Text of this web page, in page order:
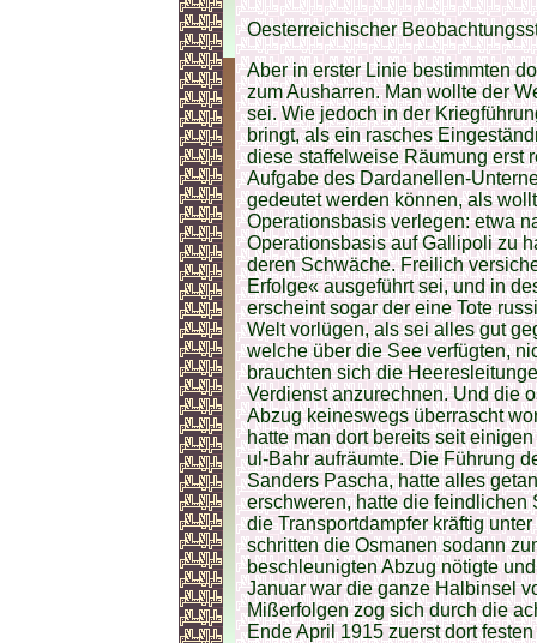
Oesterreichischer
Aber in erster Linie bestimmten
zum Ausharren. Man wollte der
sei. Wie jedoch in der
bringt, als ein rasches
diese staffelweise Räumung erst
Aufgabe des Dardanellen-
gedeutet werden können, als
Operationsbasis verlegen: etwa
Operationsbasis auf Gallipoli zu
deren Schwäche. Freilich
Erfolge« ausgeführt sei, und in
erscheint sogar der eine Tote
Welt vorlügen, als sei alles gut
welche über die See verfügten,
brauchten sich die
Verdienst anzurechnen. Und die
Abzug keineswegs überrascht
hatte man dort bereits seit
ul-Bahr aufräumte. Die Führung
Sanders Pascha, hatte alles
erschweren, hatte die
die Transportdampfer kräftig
schritten die Osmanen sodann
beschleunigten Abzug nötigte
Januar war die ganze Halbinsel
Mißerfolgen zog sich durch die
Ende April 1915 zuerst dort